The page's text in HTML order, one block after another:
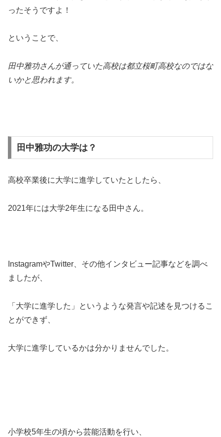
ったそうですよ！
ということで、
田中雅功さんが通っていた高校は都立桜町高校なのではな
いかと思われます。
田中雅功の大学は？
高校卒業後に大学に進学していたとしたら、
2021年には大学2年生になる田中さん。
InstagramやTwitter、その他インタビュー記事などを調べ
ましたが、
「大学に進学した」というような発言や記述を見つけるこ
とができず、
大学に進学しているかは分かりませんでした。
小学校5年生の頃から芸能活動を行い、